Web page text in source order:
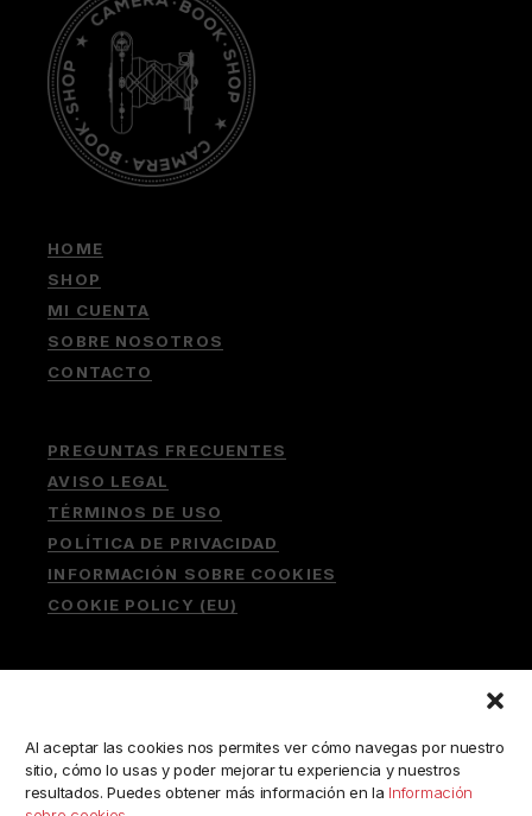
Al aceptar las cookies nos permites ver cómo navegas por nuestro
sitio, cómo lo usas y poder mejorar tu experiencia y nuestros
resultados. Puedes obtener más información en la Información
HOME
SHOP
MI CUENTA
SOBRE NOSOTROS
CONTACTO
PREGUNTAS FRECUENTES
AVISO LEGAL
TÉRMINOS DE USO
POLÍTICA DE PRIVACIDAD
INFORMACIÓN SOBRE COOKIES
COOKIE POLICY (EU)
Buscar: